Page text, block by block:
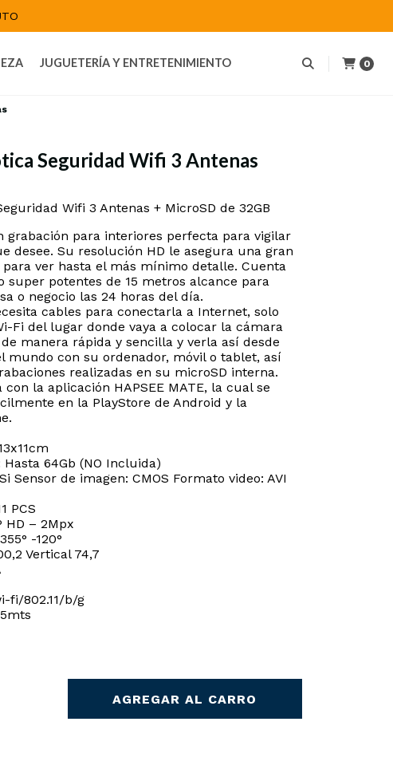
JUGUETERÍA Y ENTRETENIMIENTO 0
Seguridad Wifi 3 Antenas
Wifi 3 Antenas + MicroSD de 32GB
grabación para interiores perfecta para vigilar
desee. Su resolución HD le asegura una gran
ver hasta el más mínimo detalle. Cuenta
super potentes de 15 metros alcance para
o negocio las 24 horas del día.
cables para conectarla a Internet, solo
Fi del lugar donde vaya a colocar la cámara
manera rápida y sencilla y verla así desde
mundo con su ordenador, móvil o tablet, así
realizadas en su microSD interna.
la aplicación HAPSEE MATE, la cual se
en la PlayStore de Android y la
64Gb (NO Incluida)
Sensor de imagen: CMOS Formato video: AVI
PCS
HD – 2Mpx
-120°
Vertical 74,7
fi/802.11/b/g
AGREGAR AL CARRO